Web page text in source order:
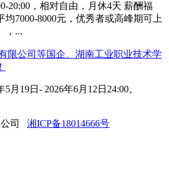
20:00，相对自由，月休4天 薪酬福
均7000-8000元，优秀者或高峰期可上
，...
限公司等国企、湖南工业职业技术学
月19日- 2026年6月12日24:00。
公司 湘ICP备18014666号